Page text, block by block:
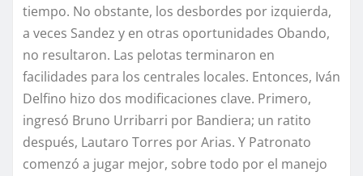
tiempo. No obstante, los desbordes por izquierda,
a veces Sandez y en otras oportunidades Obando,
no resultaron. Las pelotas terminaron en
facilidades para los centrales locales. Entonces, Iván
Delfino hizo dos modificaciones clave. Primero,
ingresó Bruno Urribarri por Bandiera; un ratito
después, Lautaro Torres por Arias. Y Patronato
comenzó a jugar mejor, sobre todo por el manejo